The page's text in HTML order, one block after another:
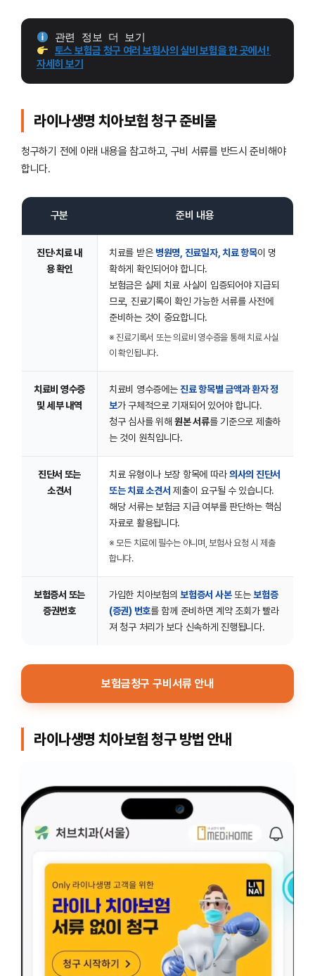
관련 정보 더 보기
토스 보험금 청구 여러 보험사의 실비 보험을 한 곳에서!
자세히 보기
라이나생명 치아보험 청구 준비물
청구하기 전에 아래 내용을 참고하고, 구비 서류를 반드시 준비해야
합니다.
구분 준비 내용
진단·치료 내
용 확인
치료를 받은 병원명, 진료일자, 치료 항목이 명
확하게 확인되어야 합니다.
보험금은 실제 치료 사실이 입증되어야 지급되
므로, 진료기록이 확인 가능한 서류를 사전에
준비하는 것이 중요합니다.
※ 진료기록서 또는 의료비 영수증을 통해 치료 사실
이 확인됩니다.
치료비 영수증
및 세부 내역
치료비 영수증에는진료 항목별 금액과 환자 정
보가 구체적으로 기재되어 있어야 합니다.
청구 심사를 위해원본 서류를 기준으로 제출하
는 것이 원칙입니다.
진단서 또는
소견서
치료 유형이나 보장 항목에 따라의사의 진단서
또는 치료 소견서 제출이 요구될 수 있습니다.
해당 서류는 보험금 지급 여부를 판단하는 핵심
자료로 활용됩니다.
※ 모든 치료에 필수는 아니며, 보험사 요청 시 제출
합니다.
보험증서 또는
증권번호
가입한 치아보험의보험증서 사본또는보험증
(증권) 번호를 함께 준비하면 계약 조회가 빨라
져 청구 처리가 보다 신속하게 진행됩니다.
보험금청구 구비서류 안내
라이나생명 치아보험 청구 방법 안내